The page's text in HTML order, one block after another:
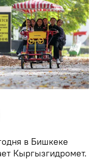
в Бишкеке
Кыргызгидромет.